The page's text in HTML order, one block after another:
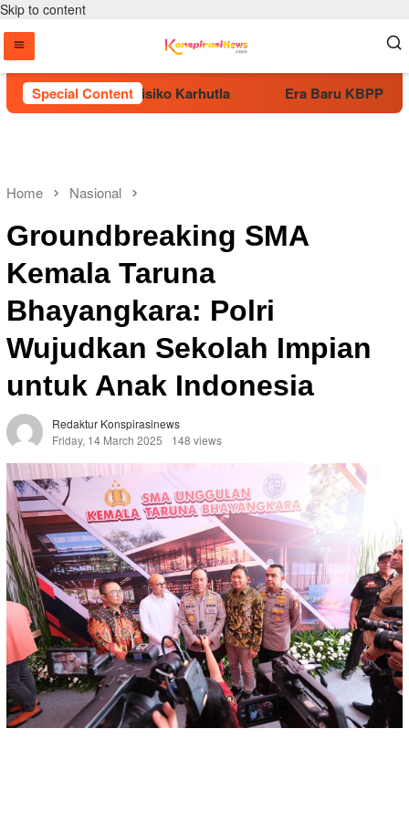
Skip to content
Special Content
Kurangi Risiko Karhutla Era Baru KBPP Polri
Home Nasional
Groundbreaking SMA
Kemala Taruna
Bhayangkara: Polri
Wujudkan Sekolah Impian
untuk Anak Indonesia
Redaktur Konspirasinews
Friday, 14 March 2025
148 views